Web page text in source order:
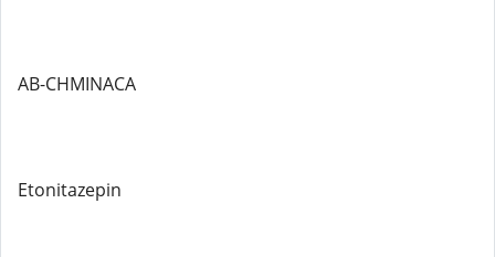
AB-CHMINACA
Etonitazepin